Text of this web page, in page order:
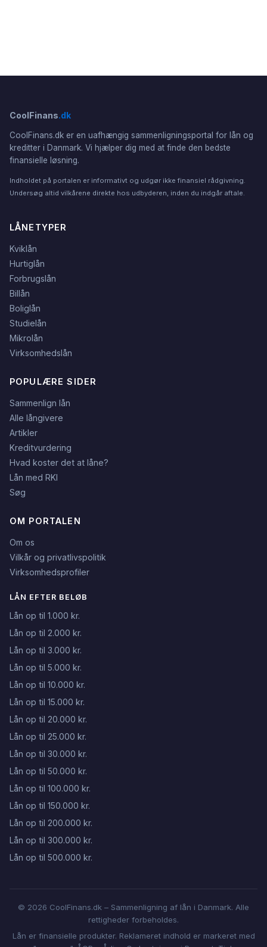
CoolFinans.dk
CoolFinans.dk er en uafhængig sammenligningsportal for lån og
kreditter i Danmark. Vi hjælper dig med at finde den bedste
finansielle løsning.
Indholdet på portalen er informativt og udgør ikke finansiel rådgivning.
Undersøg altid vilkårene direkte hos udbyderen, inden du indgår aftale.
LÅNETYPER
Kviklån
Hurtiglån
Forbrugslån
Billån
Boliglån
Studielån
Mikrolån
Virksomhedslån
POPULÆRE SIDER
Sammenlign lån
Alle långivere
Artikler
Kreditvurdering
Hvad koster det at låne?
Lån med RKI
Søg
OM PORTALEN
Om os
Vilkår og privatlivspolitik
Virksomhedsprofiler
LÅN EFTER BELØB
Lån op til 1.000 kr.
Lån op til 2.000 kr.
Lån op til 3.000 kr.
Lån op til 5.000 kr.
Lån op til 10.000 kr.
Lån op til 15.000 kr.
Lån op til 20.000 kr.
Lån op til 25.000 kr.
Lån op til 30.000 kr.
Lån op til 50.000 kr.
Lån op til 100.000 kr.
Lån op til 150.000 kr.
Lån op til 200.000 kr.
Lån op til 300.000 kr.
Lån op til 500.000 kr.
© 2026 CoolFinans.dk – Sammenligning af lån i Danmark. Alle
rettigheder forbeholdes.
Lån er finansielle produkter. Reklameret indhold er markeret med